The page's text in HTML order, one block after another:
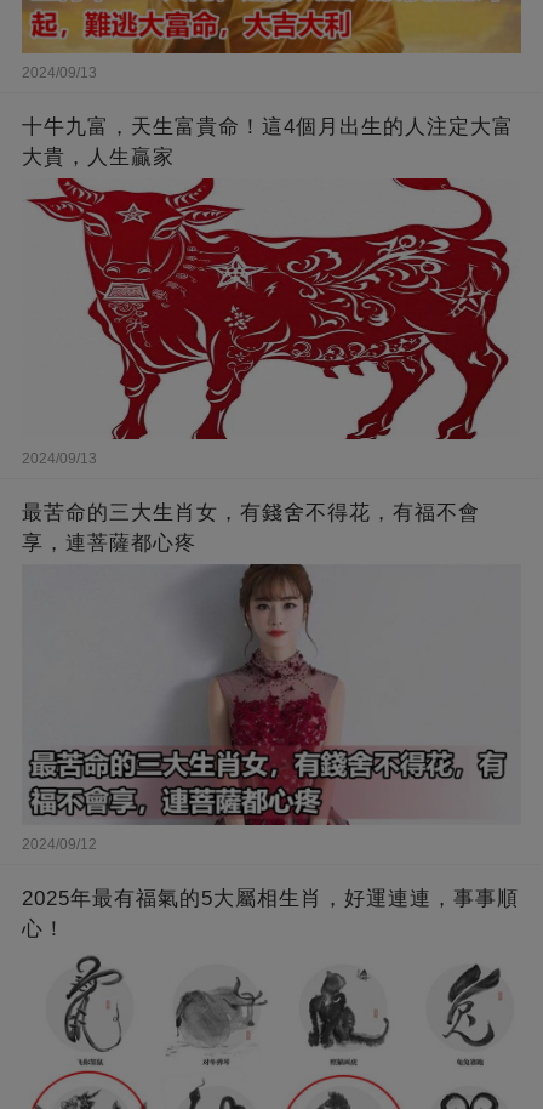
2024/09/13
十牛九富，天生富貴命！這4個月出生的人注定大富
大貴，人生贏家
2024/09/13
最苦命的三大生肖女，有錢舍不得花，有福不會
享，連菩薩都心疼
2024/09/12
2025年最有福氣的5大屬相生肖，好運連連，事事順
心！